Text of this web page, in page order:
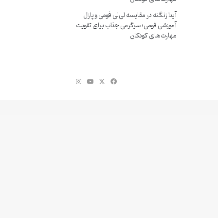
آیدا زنگنهدرمقایسه لی‌لی فومی و پازل
آموزشی فومی؛ سرگرمی جذاب برای تقویت
مهارت‌های کودکان
فیس
یوتیوباینستاگرام